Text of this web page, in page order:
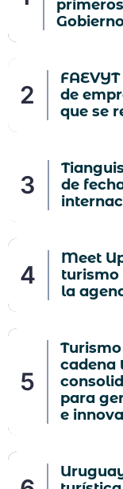
de
que se
de
Meet
turismo
la
cadena
para
e